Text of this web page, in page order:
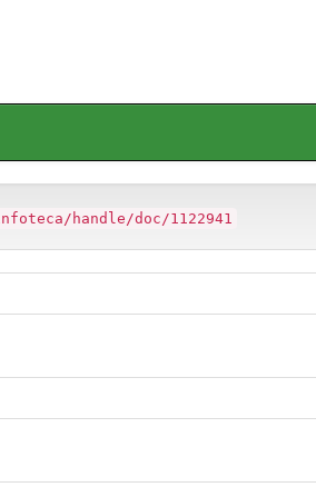
handle/doc/1122941